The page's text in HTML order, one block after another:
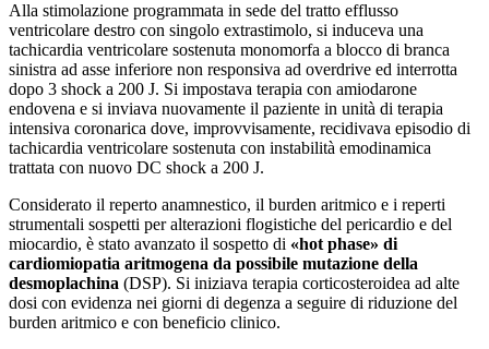
Alla stimolazione programmata in sede del tratto efflusso
ventricolare destro con singolo extrastimolo, si induceva una
tachicardia ventricolare sostenuta monomorfa a blocco di branca
sinistra ad asse inferiore non responsiva ad overdrive ed interrotta
dopo 3 shock a 200 J. Si impostava terapia con amiodarone
endovena e si inviava nuovamente il paziente in unità di terapia
intensiva coronarica dove, improvvisamente, recidivava episodio di
tachicardia ventricolare sostenuta con instabilità emodinamica
trattata con nuovo DC shock a 200 J.
Considerato il reperto anamnestico, il burden aritmico e i reperti
strumentali sospetti per alterazioni flogistiche del pericardio e del
miocardio, è stato avanzato il sospetto di «hot phase» di
cardiomiopatia aritmogena da possibile mutazione della
desmoplachina (DSP). Si iniziava terapia corticosteroidea ad alte
dosi con evidenza nei giorni di degenza a seguire di riduzione del
burden aritmico e con beneficio clinico.